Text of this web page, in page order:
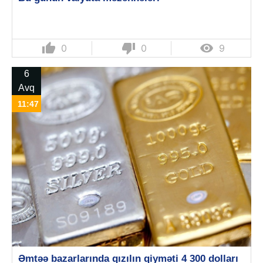
thumb_up 0 thumb_down 0  9
6
Avq
11:47
Əmtəə bazarlarında qızılın qiyməti 4 300 dolları